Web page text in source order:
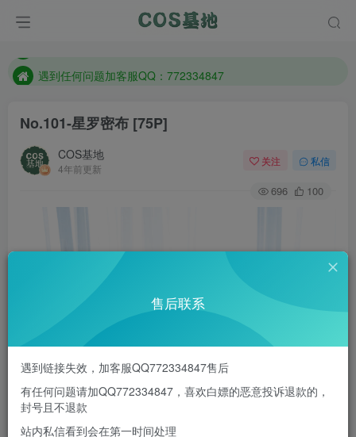
防失联：百度搜索《一七天佳》，实时查看最新站点。
遇到任何问题加客服QQ：772334847
No.101-星罗密布 [75P]
COS基地
4年前更新
关注 私信
696 100
售后联系
遇到链接失效，加客服QQ772334847售后
有任何问题请加QQ772334847，喜欢白嫖的恶意投诉退款的，
封号且不退款
站内私信看到会在第一时间处理